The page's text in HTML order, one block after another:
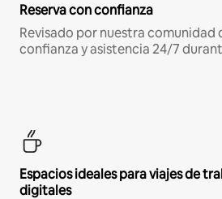
Reserva con confianza
Revisado por nuestra comunidad
confianza y asistencia 24/7
Espacios ideales para viajes de
digitales